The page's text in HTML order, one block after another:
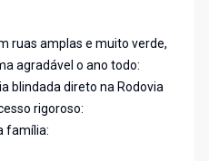
ruas amplas e muito verde,
agradável o ano todo:
blindada direto na Rodovia
rigoroso:
família: